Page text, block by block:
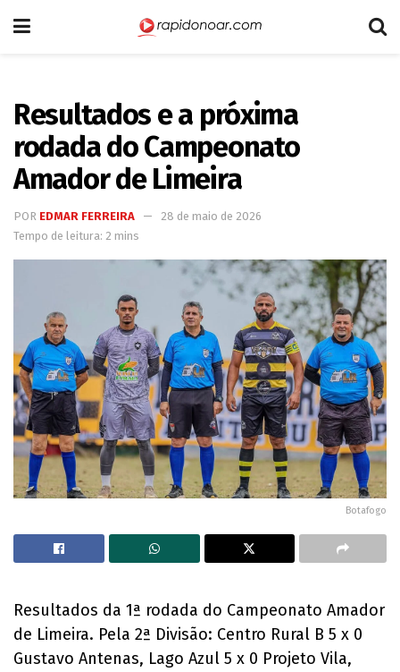
Resultados e a próxima
rodada do Campeonato
Amador de Limeira
POR EDMAR FERREIRA
28 de maio de 2026
Tempo de leitura: 2 mins
Botafogo
Resultados da 1ª rodada do Campeonato Amador
de Limeira. Pela 2ª Divisão: Centro Rural B 5 x 0
Gustavo Antenas, Lago Azul 5 x 0 Projeto Vila,